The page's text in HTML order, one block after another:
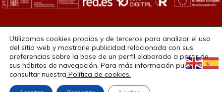
Accesibilidad
Copyright © 2025. Todos los derechos reservados.
Diseño
Utilizamos cookies propias y de terceros para analizar el uso
del sitio web y mostrarle publicidad relacionada con sus
preferencias sobre la base de un perfil elaborado a partir de
sus hábitos de navegación. Para más información puedes
consultar nuestra Política de cookies.